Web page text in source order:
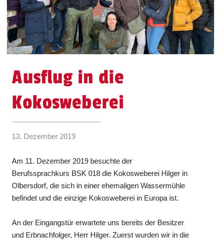
Ausflug in die
Kokosweberei
13. Dezember 2019
Am 11. Dezember 2019 besuchte der
Berufssprachkurs BSK 018 die Kokosweberei Hilger in
Olbersdorf, die sich in einer ehemaligen Wassermühle
befindet und die einzige Kokosweberei in Europa ist.
An der Eingangstür erwartete uns bereits der Besitzer
und Erbnachfolger, Herr Hilger. Zuerst wurden wir in die